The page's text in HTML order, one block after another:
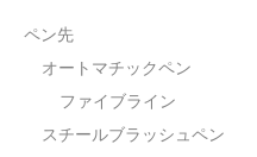
ペン先
オートマチックペン
ファイブライン
スチールブラッシュペン